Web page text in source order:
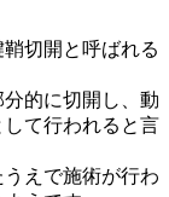
切開と呼ばれる
的に切開し、動
て行われると言
えで施術が行わ